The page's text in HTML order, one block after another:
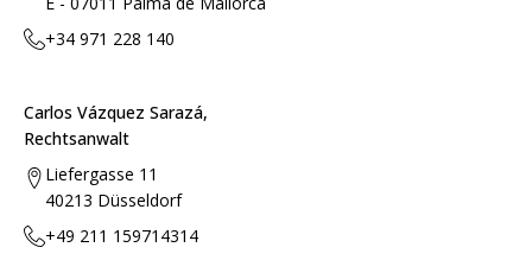
+34 971 228 140
Carlos Vázquez Sarazá,
Rechtsanwalt
Liefergasse 11
40213 Düsseldorf
+49 211 159714314